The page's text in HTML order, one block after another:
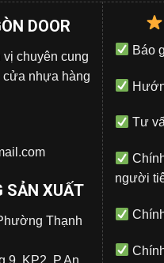
DOOR
chuyên cung
cửa nhựa hàng
SẢN XUẤT
Thạnh
Báo
Tư
người